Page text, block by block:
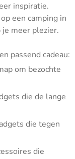
inspiratie.
een camping in
meer plezier.
passend cadeau:
om bezochte
die de lange
die tegen
die